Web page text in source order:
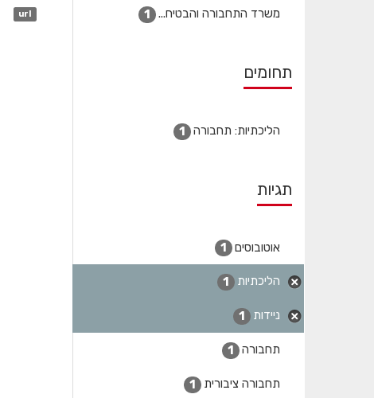
משרד התחבורה והבטיח... 1
תחומים
הליכתיות: תחבורה 1
תגיות
אוטובוסים 1
הליכתיות 1
ניידות 1
תחבורה 1
תחבורה ציבורית 1
url